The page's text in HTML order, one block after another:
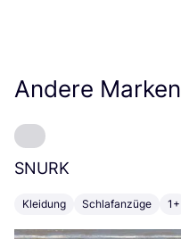
Andere Marken
SNURK
Kleidung Schlafanzüge 1+